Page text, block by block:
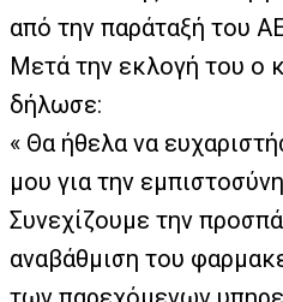
από την παράταξή του
Μετά την εκλογή του ο
δήλωσε:
« Θα ήθελα να
μου για την
Συνεχίζουμε την
αναβάθμιση του